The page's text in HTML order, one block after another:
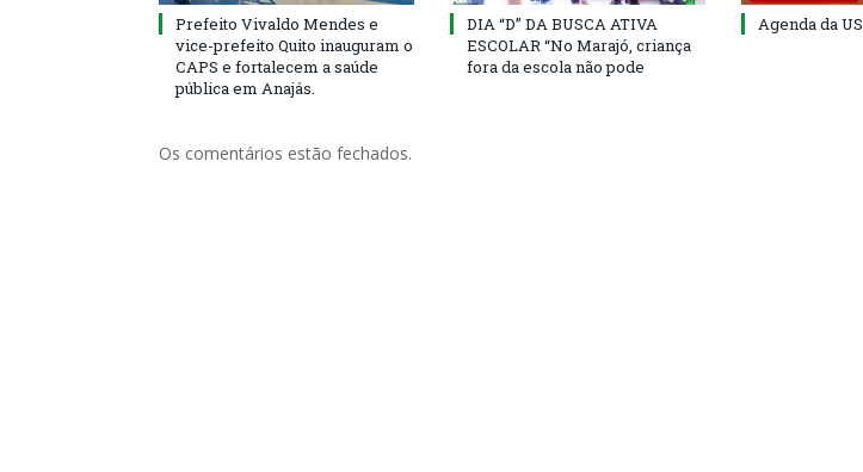
Prefeito Vivaldo Mendes e
vice-prefeito Quito inauguram o
CAPS e fortalecem a saúde
pública em Anajás.
DIA “D” DA BUSCA ATIVA
ESCOLAR “No Marajó, criança
fora da escola não pode
Agenda da
Os comentários estão fechados.